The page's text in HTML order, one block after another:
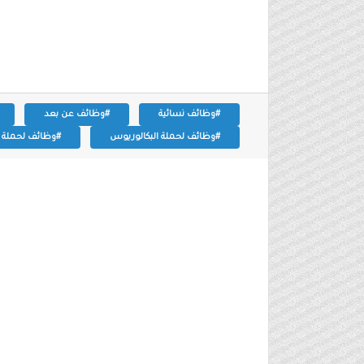
#وظائف نسائية #وظائف عن بعد
#وظائف لحملة البكالوريوس #وظائف لحملة